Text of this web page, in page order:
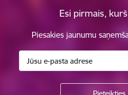
Esi pirmais,
Piesakies jaunumu